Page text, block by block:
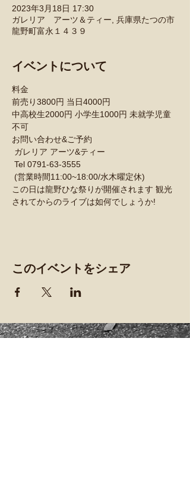
2023年3月18日 17:30
ガレリア アーツ＆ティー, 兵庫県たつの市
龍野町富永１４３９
イベントについて
料金
前売り3800円 当日4000円
中高校生2000円 小学生1000円 未就学児童
不可
お問い合わせ&ご予約
Tel 0791-63-3555
(営業時間11:00~18:00/水木曜定休)
この日は龍野ひな祭りが開催されます 観光
されてからのライブは如何でしょうか!
このイベントをシェア